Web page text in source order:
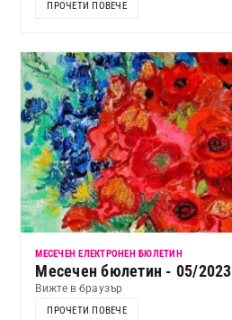
ПРОЧЕТИ ПОВЕЧЕ
МЕСЕЧЕН ЕЛЕКТРОНЕН БЮЛЕТИН
Месечен бюлетин - 05/2023
Вижте в браузър
ПРОЧЕТИ ПОВЕЧЕ